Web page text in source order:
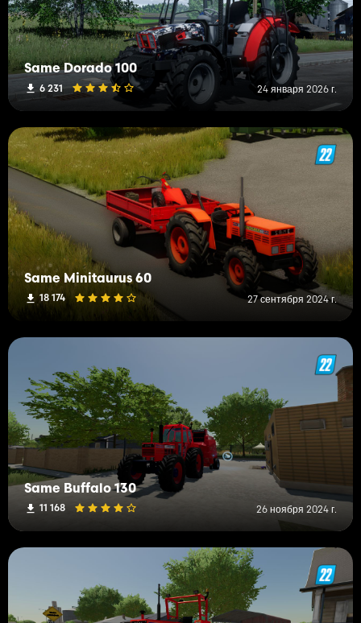
Same Dorado 100
6 231 24 января 2026 г.
Same Minitaurus 60
18 174 27 сентября 2024 г.
Same Buffalo 130
11 168 26 ноября 2024 г.